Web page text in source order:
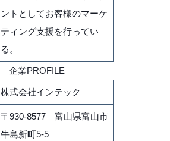
ントとしてお客様のマーケ
ティング支援を行ってい
る。
企業PROFILE
株式会社インテック
〒930-8577 富山県富山市
牛島新町5-5